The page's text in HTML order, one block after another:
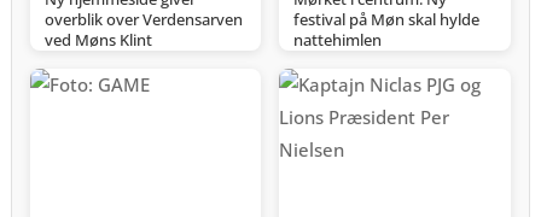
overblik over Verdensarven
ved Møns Klint
festival på Møn skal hylde
nattehimlen